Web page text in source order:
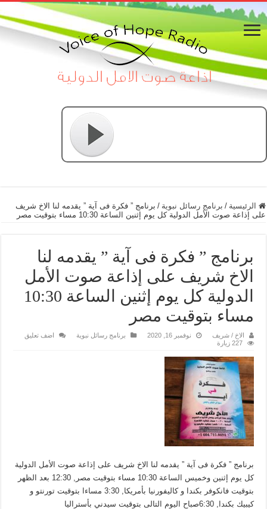
الرئيسية / برنامج رسائل نبوية / برنامج ” فكرة فى آية ” يقدمه لنا الاخ شريف
على إذاعة صوت الأمل الدولية كل يوم إثنين الساعة 10:30 مساء بتوقيت مصر
برنامج ” فكرة فى آية ” يقدمه لنا
الاخ شريف على إذاعة صوت الأمل
الدولية كل يوم إثنين الساعة 10:30
مساء بتوقيت مصر
الاخ / شريف نوفمبر 16, 2020 برنامج رسائل نبوية
اضف تعليق
227 زيارة
برنامج ” فكرة فى آية ” يقدمه لنا الاخ شريف على إذاعة صوت الأمل الدولية
كل يوم إثنين وخميس الساعة 10:30 مساء بتوقيت مصر, 12:30 بعد الظهر
بتوقيت فانكوفر بكندا و كاليفورنيا بأمريكا, 3:30 مساءا بتوقيت تورنتو و
كيبيك بكندا, 6:30صباح اليوم التالى بتوقيت سيدني بأستراليا